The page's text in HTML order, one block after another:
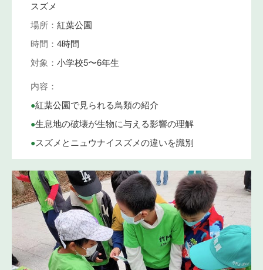
スズメ
場所： 紅葉公園
時間： 4時間
対象： 小学校5〜6年生
内容：
•紅葉公園で見られる鳥類の紹介
•生息地の破壊が生物に与える影響の理解
•スズメとニュウナイスズメの違いを識別